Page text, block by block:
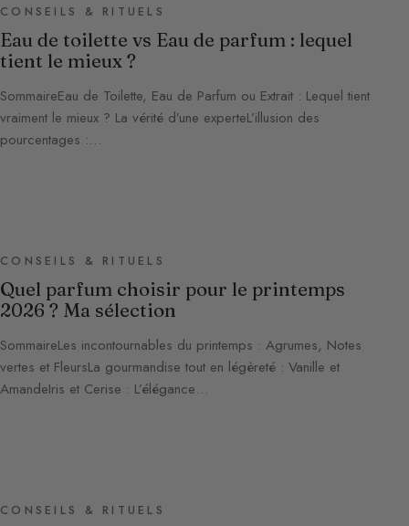
CONSEILS & RITUELS
Eau de toilette vs Eau de parfum : lequel
tient le mieux ?
SommaireEau de Toilette, Eau de Parfum ou Extrait : Lequel tient
vraiment le mieux ? La vérité d’une experteL’illusion des
pourcentages :…
CONSEILS & RITUELS
Quel parfum choisir pour le printemps
2026 ? Ma sélection
SommaireLes incontournables du printemps : Agrumes, Notes
vertes et FleursLa gourmandise tout en légèreté : Vanille et
AmandeIris et Cerise : L’élégance…
CONSEILS & RITUELS